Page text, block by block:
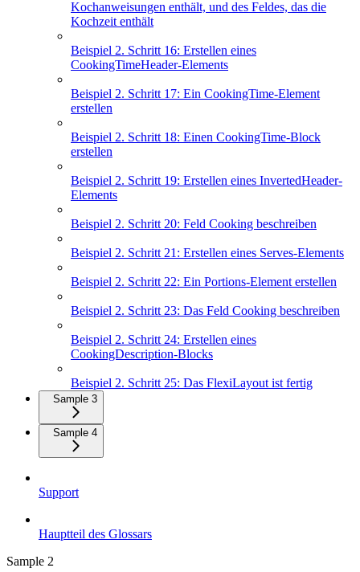
Kochanweisungen enthält, und des Feldes, das die
Kochzeit enthält
Beispiel 2. Schritt 16: Erstellen eines
CookingTimeHeader-Elements
Beispiel 2. Schritt 17: Ein CookingTime-Element
erstellen
Beispiel 2. Schritt 18: Einen CookingTime-Block
erstellen
Beispiel 2. Schritt 19: Erstellen eines InvertedHeader-
Elements
Beispiel 2. Schritt 20: Feld Cooking beschreiben
Beispiel 2. Schritt 21: Erstellen eines Serves-Elements
Beispiel 2. Schritt 22: Ein Portions-Element erstellen
Beispiel 2. Schritt 23: Das Feld Cooking beschreiben
Beispiel 2. Schritt 24: Erstellen eines
CookingDescription-Blocks
Beispiel 2. Schritt 25: Das FlexiLayout ist fertig
Sample 3
Sample 4
Support
Hauptteil des Glossars
Sample 2